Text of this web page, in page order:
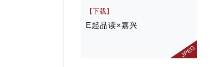
【下载】
E起品读×嘉兴
JPEG